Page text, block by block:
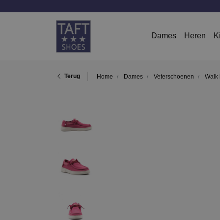
Dames Heren
Terug Home Dames Veterschoenen Walk